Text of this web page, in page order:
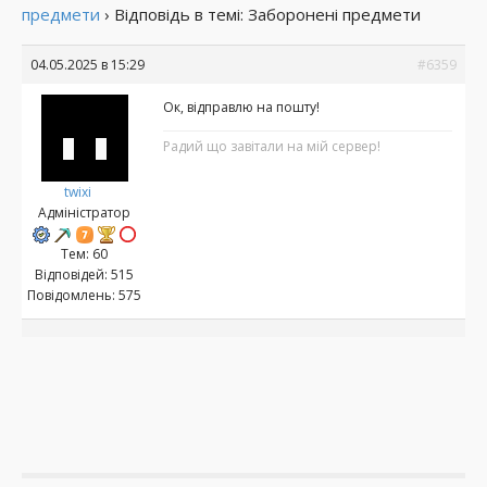
предмети › Відповідь в темі: Заборонені предмети
04.05.2025 в 15:29 #6359
twixi
Адміністратор
Тем: 60
Відповідей: 515
Повідомлень: 575
Ок, відправлю на пошту!
Радий що завітали на мій сервер!